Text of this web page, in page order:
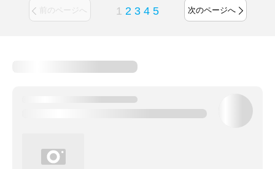
前のページへ 1 2 3 4 5 次のページへ